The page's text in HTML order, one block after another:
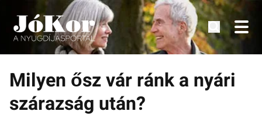
Tovább
tartalomra
Tudnivalók, érdekességek idősek számára.
Milyen ősz vár ránk a nyári
szárazság után?